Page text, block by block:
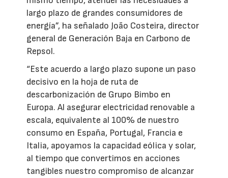
largo plazo de grandes consumidores de
energía”, ha señalado João Costeira, director
general de Generación Baja en Carbono de
Repsol.
“Este acuerdo a largo plazo supone un paso
decisivo en la hoja de ruta de
descarbonización de Grupo Bimbo en
Europa. Al asegurar electricidad renovable a
escala, equivalente al 100% de nuestro
consumo en España, Portugal, Francia e
Italia, apoyamos la capacidad eólica y solar,
al tiempo que convertimos en acciones
tangibles nuestro compromiso de alcanzar